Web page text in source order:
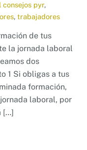
consejos pyr,
,trabajadores
de tus
la jornada laboral
dos
1 Si obligas a tus
formación,
laboral, por
[…]